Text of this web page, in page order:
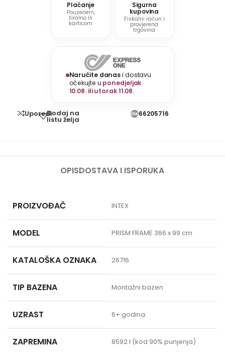
Plaćanje
Pouzećem,
žiralno ili
karticom
Sigurna
kupovina
Fiskalni račun i
provjerena
trgovina
Naručite danasi dostavu
očekujte u ponedjeljak
10.08. ili utorak 11.08.
UporediDodaj na
listu želja
66205716
OPISDOSTAVA I ISPORUKA
PROIZVOĐAČ INTEX
MODEL PRISM FRAME 366 x 99 cm
KATALOŠKA OZNAKA 26716
TIP BAZENA Montažni bazen
UZRAST 6+ godina
ZAPREMINA 8592 l (kod 90% punjenja)